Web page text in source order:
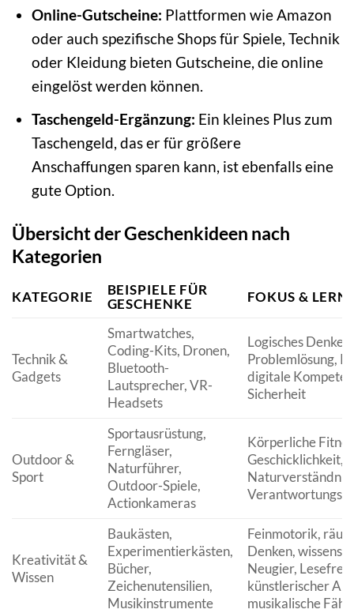
Online-Gutscheine: Plattformen wie Amazon
oder auch spezifische Shops für Spiele, Technik
oder Kleidung bieten Gutscheine, die online
eingelöst werden können.
Taschengeld-Ergänzung: Ein kleines Plus zum
Taschengeld, das er für größere
Anschaffungen sparen kann, ist ebenfalls eine
gute Option.
Übersicht der Geschenkideen nach
Kategorien
KATEGORIE
BEISPIELE FÜR
GESCHENKE
FOKUS &
Technik &
Gadgets
Smartwatches,
Coding-Kits, Dronen,
Bluetooth-
Lautsprecher, VR-
Headsets
Logisches Denken,
Problemlösung,
digitale
Sicherheit
Outdoor &
Sport
Sportausrüstung,
Ferngläser,
Naturführer,
Outdoor-Spiele,
Actionkameras
Körperliche
Geschicklichkeit,
Naturverständnis,
Kreativität &
Wissen
Baukästen,
Experimentierkästen,
Bücher,
Zeichenutensilien,
Musikinstrumente
Feinmotorik,
Denken,
Neugier,
künstlerischer
musikalische